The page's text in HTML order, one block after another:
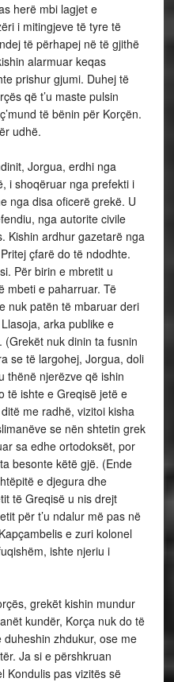
herë mbi lagjet e
i mitingjeve të tyre të
të përhapej në të gjithë
alarmuar keqas
prishur gjumi. Duhej të
që t’u maste pulsin
të bënin për Korçën.
udhë.
Jorgua, erdhi nga
i shoqëruar nga prefekti i
nga disa oficerë grekë. U
nga autorite civile
Kishin ardhur gazetarë nga
çfarë do të ndodhte.
Për birin e mbretit u
mbeti e paharruar. Të
nuk patën të mbaruar deri
arka publike e
nuk dinin ta fusnin
se të largohej, Jorgua, doli
thënë njerëzve që ishin
të ishte e Greqisë jetë e
me radhë, vizitoi kisha
se nën shtetin grek
sa edhe ortodoksët, por
besonte këtë gjë. (Ende
e djegura dhe
të Greqisë u nis drejt
për t’u ndalur më pas në
e zuri kolonel
ishte njeriu i
grekët kishin mundur
kundër, Korça nuk do të
zhdukur, ose me
Ja si e përshkruan
Kondulis pas vizitës së